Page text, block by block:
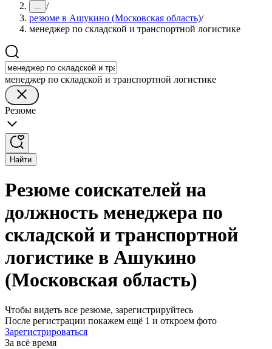
... /
резюме в Ашукино (Московская область)/
менеджер по складской и транспортной логистике
менеджер по складской и транспортной логистике
Резюме
Найти
Резюме соискателей на
должность менеджера по
складской и транспортной
логистике в Ашукино
(Московская область)
Чтобы видеть все резюме, зарегистрируйтесь
После регистрации покажем ещё 1 и откроем фото
Зарегистрироваться
За всё время